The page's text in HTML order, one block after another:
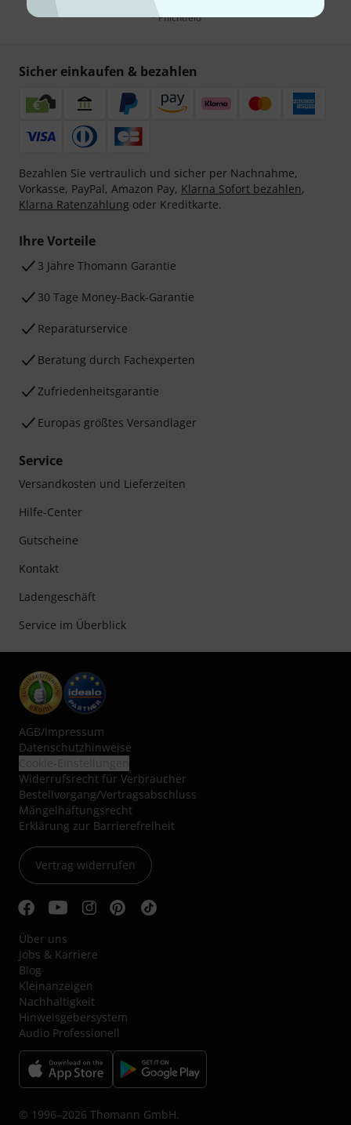
* Pflichtfeld
Sicher einkaufen & bezahlen
Bezahlen Sie vertraulich und sicher per Nachnahme,
Vorkasse, PayPal, Amazon Pay, Klarna Sofort bezahlen,
Klarna Ratenzahlung oder Kreditkarte.
Ihre Vorteile
3 Jahre Thomann Garantie
30 Tage Money-Back-Garantie
Reparaturservice
Beratung durch Fachexperten
Zufriedenheitsgarantie
Europas größtes Versandlager
Service
Versandkosten und Lieferzeiten
Hilfe-Center
Gutscheine
Kontakt
Ladengeschäft
Service im Überblick
AGB/Impressum
Datenschutzhinweise
Widerrufsrecht für Verbraucher
Bestellvorgang/Vertragsabschluss
Mängelhaftungsrecht
Erklärung zur Barrierefreiheit
Vertrag widerrufen
Über uns
Jobs & Karriere
Blog
Kleinanzeigen
Nachhaltigkeit
Hinweisgebersystem
Audio Professionell
© 1996–2026 Thomann GmbH.